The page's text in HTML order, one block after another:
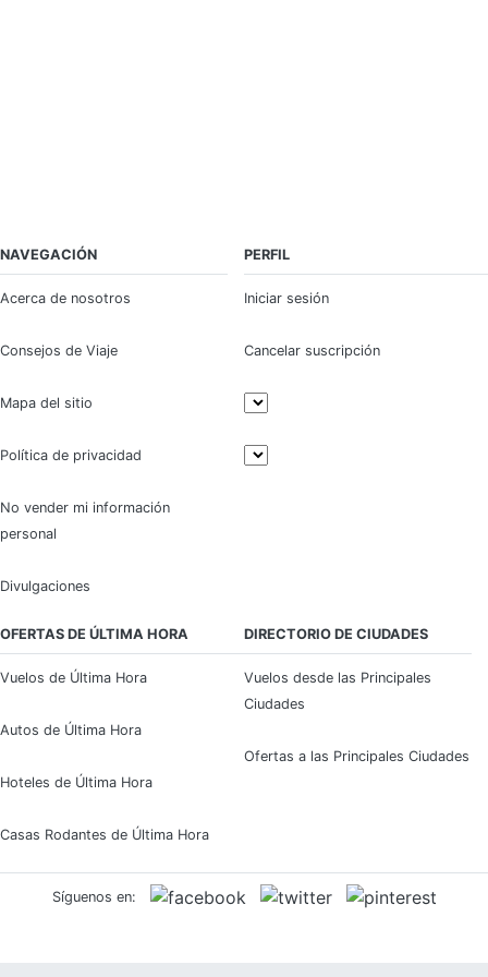
NAVEGACIÓN
Acerca de nosotros
Consejos de Viaje
Mapa del sitio
Política de privacidad
No vender mi información
personal
Divulgaciones
PERFIL
Iniciar sesión
Cancelar suscripción
OFERTAS DE ÚLTIMA HORA
Vuelos de Última Hora
Autos de Última Hora
Hoteles de Última Hora
Casas Rodantes de Última Hora
DIRECTORIO DE CIUDADES
Vuelos desde las Principales
Ciudades
Ofertas a las Principales Ciudades
Síguenos en: